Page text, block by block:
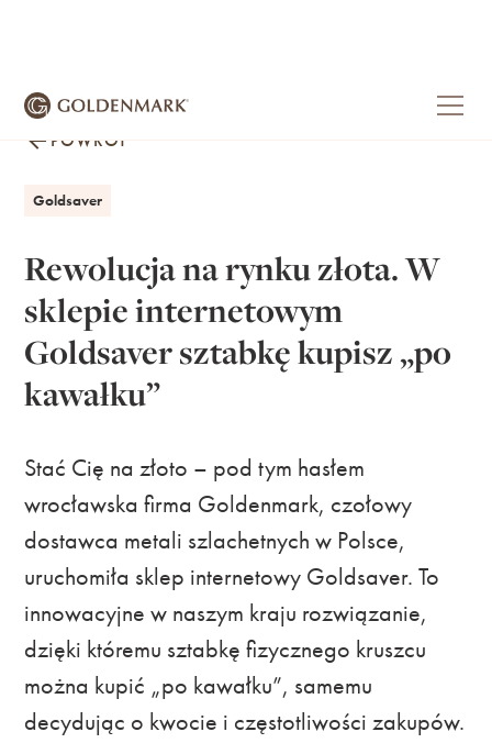
POWRÓT
Goldsaver
Rewolucja na rynku złota. W
sklepie internetowym
Goldsaver sztabkę kupisz „po
kawałku”
Stać Cię na złoto – pod tym hasłem
wrocławska firma Goldenmark, czołowy
dostawca metali szlachetnych w Polsce,
uruchomiła sklep internetowy Goldsaver. To
innowacyjne w naszym kraju rozwiązanie,
dzięki któremu sztabkę fizycznego kruszcu
można kupić „po kawałku”, samemu
decydując o kwocie i częstotliwości zakupów.